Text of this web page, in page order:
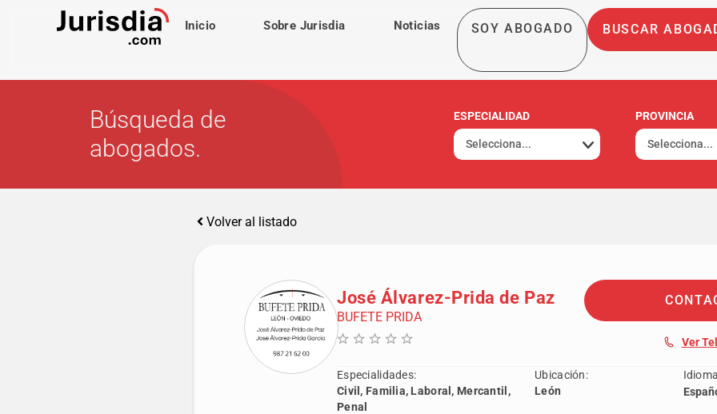
Inicio Sobre Jurisdia Noticias SOY ABOGADO BUSCAR
Búsqueda de
abogados.
ESPECIALIDAD PROVINCIA
Volver al listado
José Álvarez-Prida de Paz
BUFETE PRIDA
Ver
Especialidades:
Civil, Familia, Laboral, Mercantil,
Penal
Ubicación:
León